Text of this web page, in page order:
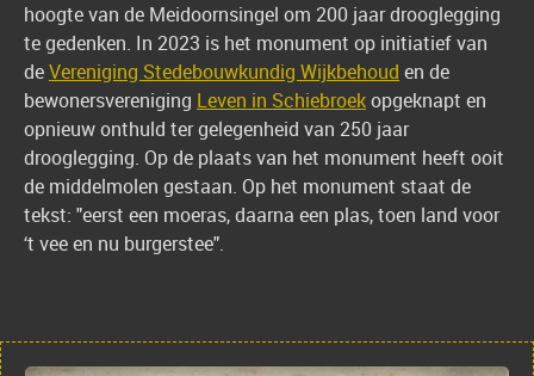
hoogte van de Meidoornsingel om 200 jaar drooglegging
te gedenken. In 2023 is het monument op initiatief van
deVereniging Stedebouwkundig Wijkbehoud en de
bewonersvereniging Leven in Schiebroekopgeknapt en
opnieuw onthuld ter gelegenheid van 250 jaar
drooglegging. Op de plaats van het monument heeft ooit
de middelmolen gestaan. Op het monument staat de
tekst: "eerst een moeras, daarna een plas, toen land voor
‘t vee en nu burgerstee".